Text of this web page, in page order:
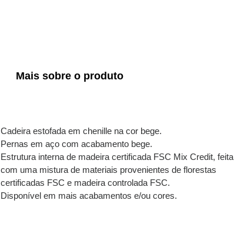
Mais sobre o produto
Cadeira estofada em chenille na cor bege.
Pernas em aço com acabamento bege.
Estrutura interna de madeira certificada FSC Mix Credit, feita
com uma mistura de materiais provenientes de florestas
certificadas FSC e madeira controlada FSC.
Disponível em mais acabamentos e/ou cores.